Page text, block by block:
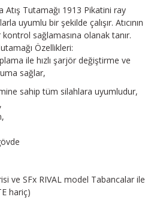
Tutamağı 1913 Pikatini ray
uyumlu bir şekilde çalışır. Atıcının
sağlamasına olanak tanır.
Özellikleri:
ile hızlı şarjör değiştirme ve
sağlar,
sahip tüm silahlara uyumludur,
ve SFx RIVAL model Tabancalar ile
hariç)